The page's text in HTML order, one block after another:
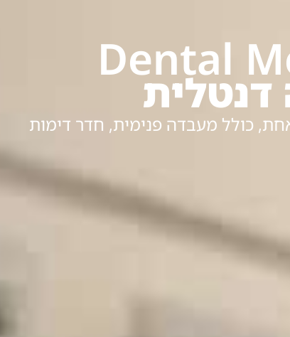
Dental
דנטלית
כולל מעבדה פנימית, חדר דימות